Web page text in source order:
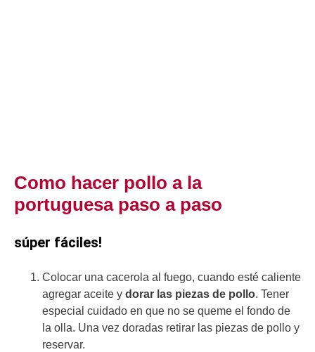
Como hacer pollo a la
portuguesa paso a paso
súper fáciles!
Colocar una cacerola al fuego, cuando esté caliente
agregar aceite y dorar las piezas de pollo. Tener
especial cuidado en que no se queme el fondo de
la olla. Una vez doradas retirar las piezas de pollo y
reservar.